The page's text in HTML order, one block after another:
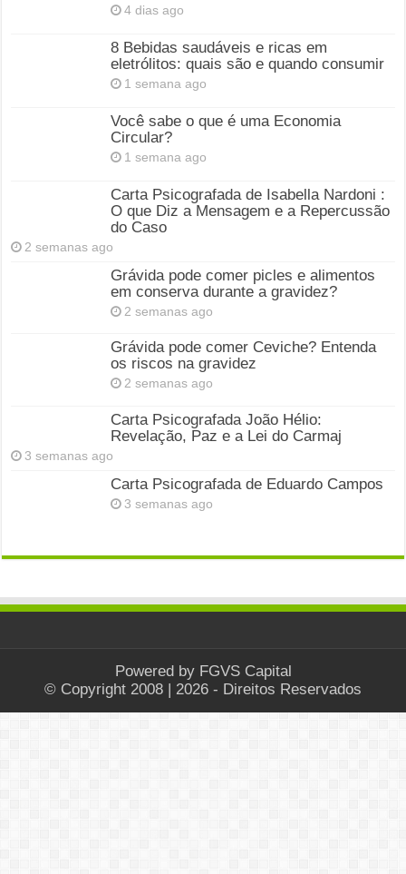
4 dias ago
8 Bebidas saudáveis e ricas em
eletrólitos: quais são e quando consumir
1 semana ago
Você sabe o que é uma Economia
Circular?
1 semana ago
Carta Psicografada de Isabella Nardoni :
O que Diz a Mensagem e a Repercussão
do Caso
2 semanas ago
Grávida pode comer picles e alimentos
em conserva durante a gravidez?
2 semanas ago
Grávida pode comer Ceviche? Entenda
os riscos na gravidez
2 semanas ago
Carta Psicografada João Hélio:
Revelação, Paz e a Lei do Carmaj
3 semanas ago
Carta Psicografada de Eduardo Campos
3 semanas ago
Powered by FGVS Capital
© Copyright 2008 | 2026 - Direitos Reservados